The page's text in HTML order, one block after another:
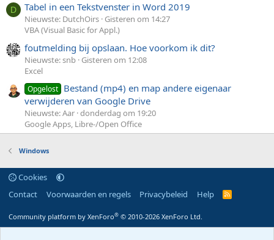
D Tabel in een Tekstvenster in Word 2019
Nieuwste: DutchOirs Gisteren om 14:27
VBA (Visual Basic for Appl.)
foutmelding bij opslaan. Hoe voorkom ik dit?
Nieuwste: snb Gisteren om 12:08
Excel
Opgelost Bestand (mp4) en map andere eigenaar
verwijderen van Google Drive
Nieuwste: Aar donderdag om 19:20
Google Apps, Libre-/Open Office
Windows
Cookies
Contact
Voorwaarden en regels Privacybeleid Help
R
Community platform by XenForo® © 2010-2026 XenForo Ltd.